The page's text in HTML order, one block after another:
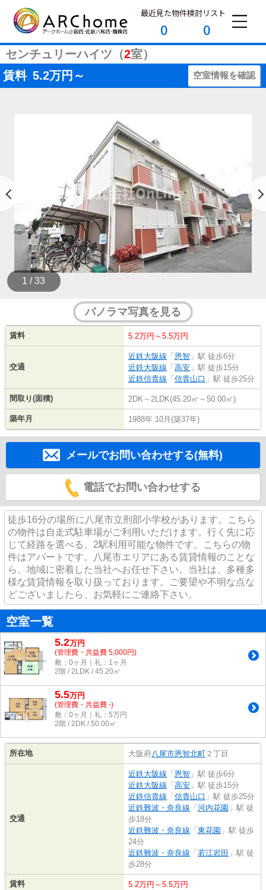
最近見た物件
0
検討リスト
0
センチュリーハイツ（2室）
賃料 5.2万円～ 空室情報を確認
1 / 33
パノラマ写真を見る
賃料 5.2万円～5.5万円
交通
近鉄大阪線 「 恩智 」駅 徒歩6分
近鉄大阪線 「 高安 」駅 徒歩15分
近鉄信貴線 「 信貴山口 」駅 徒歩25分
間取り(面積) 2DK～2LDK(45.20㎡～50.00㎡)
築年月 1988年 10月(築37年)
メールでお問い合わせする(無料)
電話でお問い合わせする
徒歩16分の場所に八尾市立刑部小学校があります。こちら
の物件は自走式駐車場がご利用いただけます。行く先に応
じて経路を選べる、2駅利用可能な物件です。こちらの物
件はアパートです。八尾市エリアにある賃貸情報のことな
ら、地域に密着した当社へお任せ下さい。当社は、多種多
様な賃貸情報を取り扱っております。ご要望や不明な点な
どございましたら、お気軽にご連絡下さい。
空室一覧
5.2万円
(管理費・共益費 5,000円)
敷：0ヶ月｜礼：1ヶ月
2階 / 2LDK / 45.20㎡
5.5万円
(管理費・共益費 -)
敷：0ヶ月｜礼：5万円
2階 / 2DK / 50.00㎡
所在地 大阪府八尾市恩智北町 ２丁目
交通
近鉄大阪線 「 恩智 」駅 徒歩6分
近鉄大阪線 「 高安 」駅 徒歩15分
近鉄信貴線 「 信貴山口 」駅 徒歩25分
近鉄難波・奈良線 「 河内花園 」駅 徒
歩18分
近鉄難波・奈良線 「 東花園 」駅 徒歩
24分
近鉄難波・奈良線 「 若江岩田 」駅 徒
歩28分
賃料 5.2万円～5.5万円